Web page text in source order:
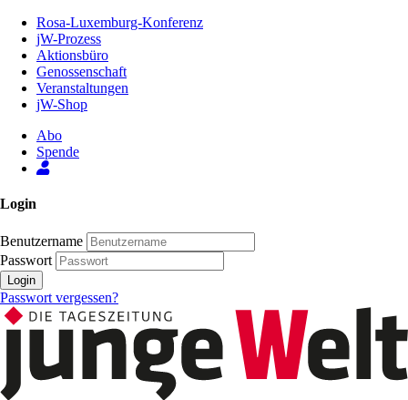
Inhalt
Seite
Rosa-Luxemburg-Konferenz
jW-Prozess
Aktionsbüro
Genossenschaft
Veranstaltungen
jW-Shop
Abo
Spende
Login
Benutzername
Passwort
Login
Passwort vergessen?